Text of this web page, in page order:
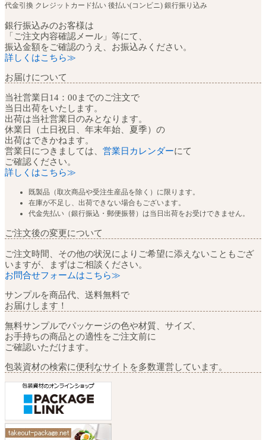
代金引換 クレジットカード払い 後払い(コンビニ) 銀行振り込み
銀行振込みのお客様は
「ご注文内容確認メール」等にて、
振込金額をご確認のうえ、お振込みください。
詳しくはこちら≫
お届けについて
当社営業日14：00までのご注文で
当日出荷をいたします。
出荷は当社営業日のみとなります。
休業日（土日祝日、年末年始、夏季）の
出荷はできかねます。
営業日につきましては、 営業日カレンダーにて
ご確認ください。
詳しくはこちら≫
既製品（取次商品や受注生産品を除く）に限ります。
在庫が不足し、出荷できない場合もございます。
代金先払い（銀行振込・郵便振替）は当日出荷をお受けできません。
ご注文後の変更について
ご注文時間、その他の状況によりご希望に添えないこともござ
いますが、まずはご相談ください。
お問合せフォームはこちら≫
サンプルを商品代、送料無料で
お届けします！
無料サンプルでパッケージの色や材質、サイズ、
お手持ちの商品との適性をご注文前に
ご確認いただけます。
包装資材の検索に便利なサイトを多数運営しています。